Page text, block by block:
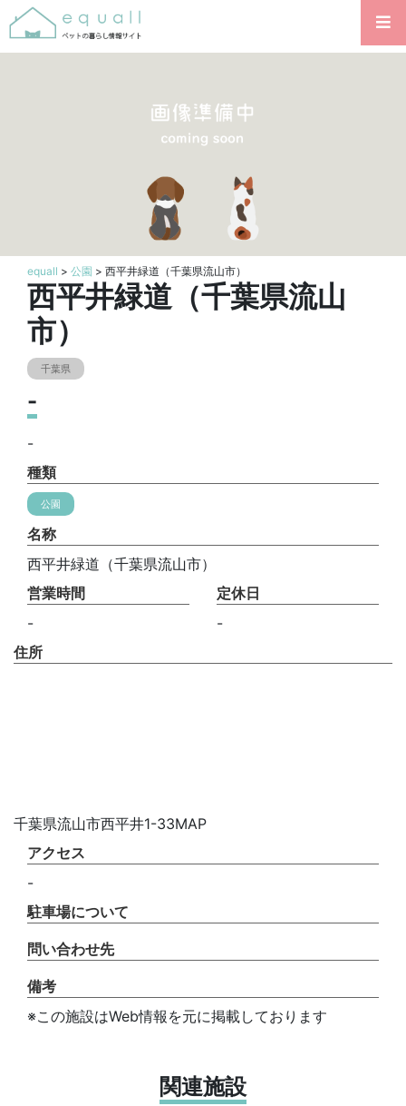
equall > 公園 > 西平井緑道（千葉県流山市）
西平井緑道（千葉県流山
市）
千葉県
-
-
種類
公園
名称
西平井緑道（千葉県流山市）
営業時間
-
定休日
-
住所
千葉県流山市西平井1-33MAP
アクセス
-
駐車場について
問い合わせ先
備考
※この施設はWeb情報を元に掲載しております
関連施設